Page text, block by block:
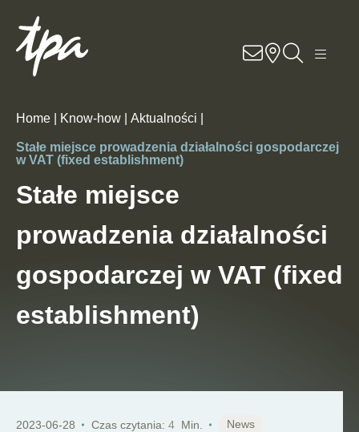
Know-how
Specjalizacje
O nas
Kariera
Lokalizacje
Kontakt
Home | Know-how | Aktualności |
Stałe miejsce prowadzenia działalności gospodarczej
w VAT (fixed establishment)
Stałe miejsce
prowadzenia działalności
gospodarczej w VAT (fixed
establishment)
2023-06-28 Czas czytania: 4 Min. News